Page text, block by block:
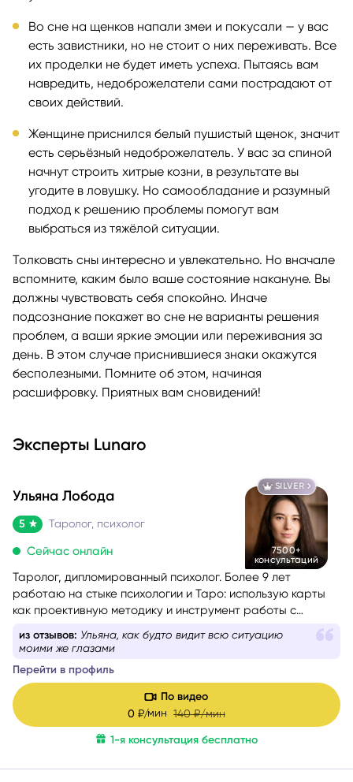
Во сне на щенков напали змеи и покусали — у вас
есть завистники, но не стоит о них переживать. Все
их проделки не будет иметь успеха. Пытаясь вам
навредить, недоброжелатели сами пострадают от
своих действий.
Женщине приснился белый пушистый щенок, значит
есть серьёзный недоброжелатель. У вас за спиной
начнут строить хитрые козни, в результате вы
угодите в ловушку. Но самообладание и разумный
подход к решению проблемы помогут вам
выбраться из тяжёлой ситуации.
Толковать сны интересно и увлекательно. Но вначале
вспомните, каким было ваше состояние накануне. Вы
должны чувствовать себя спокойно. Иначе
подсознание покажет во сне не варианты решения
проблем, а ваши яркие эмоции или переживания за
день. В этом случае приснившиеся знаки окажутся
бесполезными. Помните об этом, начиная
расшифровку. Приятных вам сновидений!
Эксперты Lunaro
SILVER
7500+
консультаций
Ульяна Лобода
5 Таролог, психолог
Сейчас онлайн
Таролог, дипломированный психолог. Более 9 лет
работаю на стыке психологии и Таро: использую карты
как проективную методику и инструмент работы с
из отзывов: Ульяна ответила на все мои вопросы и
даже чуть больше
Перейти в профиль
По видео
0 ₽/мин140 ₽/мин
1-я консультация бесплатно